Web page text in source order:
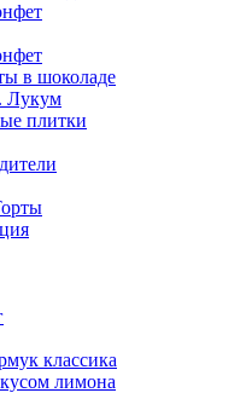
в шоколаде
Лукум
плитки
классика
лимона